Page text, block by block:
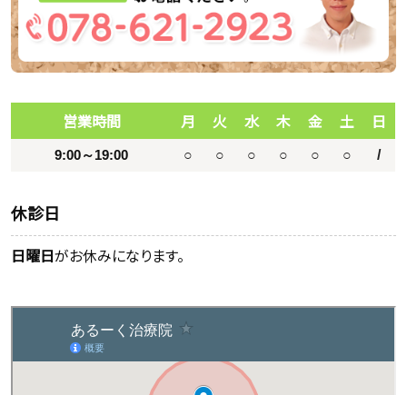
営業時間 月 火 水 木 金 土 日
9:00～19:00 ○ ○ ○ ○ ○ ○ /
休診日
日曜日がお休みになります。